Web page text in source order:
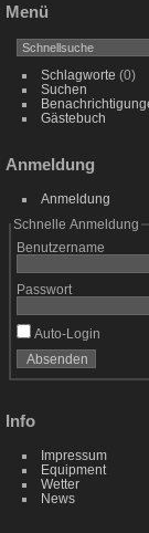
Menü
Schlagworte (0)
Suchen
Gästebuch
Anmeldung
Anmeldung
Schnelle Anmeldung
Benutzername
Passwort
Auto-Login
Info
Impressum
Equipment
Wetter
News